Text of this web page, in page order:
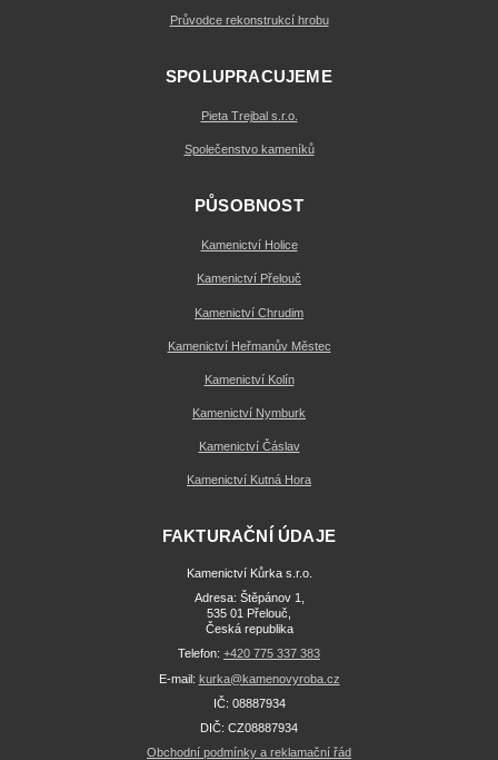
Průvodce rekonstrukcí hrobu
SPOLUPRACUJEME
Pieta Trejbal s.r.o.
Společenstvo kameníků
PŮSOBNOST
Kamenictví Holice
Kamenictví Přelouč
Kamenictví Chrudim
Kamenictví Heřmanův Městec
Kamenictví Kolín
Kamenictví Nymburk
Kamenictví Čáslav
Kamenictví Kutná Hora
FAKTURAČNÍ ÚDAJE
Kamenictví Kůrka s.r.o.
Adresa: Štěpánov 1,
535 01 Přelouč,
Česká republika
Telefon: +420 775 337 383
E-mail: kurka@kamenovyroba.cz
IČ: 08887934
DIČ: CZ08887934
Obchodní podmínky a reklamační řád